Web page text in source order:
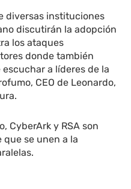
diversas instituciones
discutirán la adopción
los ataques
donde también
a líderes de la
CEO de Leonardo,
CyberArk y RSA son
se unen a la